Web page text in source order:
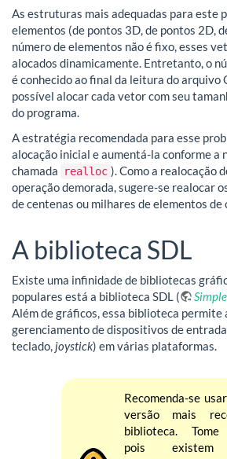
As estruturas mais adequadas para este
elementos (de pontos 3D, de pontos 2D,
número de elementos não é fixo, esses
alocados dinamicamente. Entretanto, o
é conhecido ao final da leitura do arquivo
possível alocar cada vetor com seu
do programa.
A estratégia recomendada para esse
alocação inicial e aumentá-la conforme a
chamada
realloc ). Como a realocação
operação demorada, sugere-se realocar
de centenas ou milhares de elementos de
A biblioteca SDL
Existe uma infinidade de bibliotecas
populares está a biblioteca SDL (
Além de gráficos, essa biblioteca permite
gerenciamento de dispositivos de
teclado,joystick) em várias plataformas.
Recomenda-se
versão mais
biblioteca. Tome
pois existem